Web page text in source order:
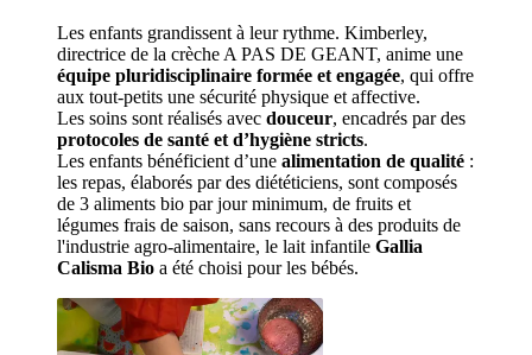
Les enfants grandissent à leur rythme. Kimberley,
équipe pluridisciplinaire formée et engagée, qui offre
aux tout-petits une sécurité physique et affective.
Les soins sont réalisés avec douceur
protocoles de santé et d’hygiène stricts.
Les enfants bénéficient d’une alimentation de qualité :
les repas, élaborés par des diététiciens, sont composés
de 3 aliments bio par jour minimum, de fruits et
légumes frais de saison, sans recours à des produits de
l'industrie agro-alimentaire, le lait infantile Gallia
Calisma Bio a été choisi pour les bébés.